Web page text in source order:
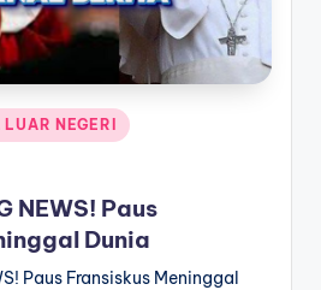
LUAR NEGERI
NEWS! Paus
Dunia
Paus Fransiskus Meninggal